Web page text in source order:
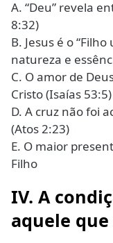
A. “Deu” revela
8:32)
B. Jesus é o
natureza e
C. O amor de
Cristo (Isaías 53:5)
D. A cruz não foi
(Atos 2:23)
E. O maior
Filho
IV. A
aquele que